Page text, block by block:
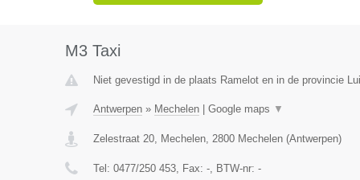
M3 Taxi
Niet gevestigd in de plaats Ramelot en in de provincie
Antwerpen» Mechelen| Google maps ▼
Zelestraat 20, Mechelen, 2800 Mechelen(Antwerpen)
Tel: 0477/250 453, Fax: -, BTW-nr: -